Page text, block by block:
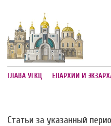
ГЛАВА УГКЦ ЕПАРХИИ И
Статьи за указанный